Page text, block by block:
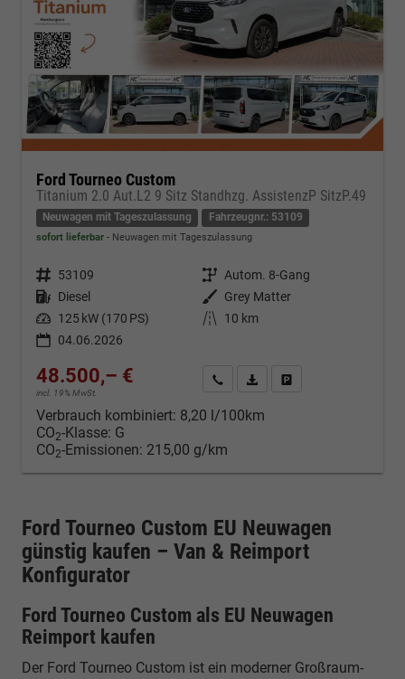
Ford Tourneo Custom
Titanium 2.0 Aut.L2 9 Sitz Standhzg. AssistenzP SitzP.49
Neuwagen mit Tageszulassung Fahrzeugnr.: 53109
sofort lieferbar Neuwagen mit Tageszulassung
Fahrzeugnr. 53109 Getriebe Autom. 8-Gang
Kraftstoff Diesel Außenfarbe
Grey Matter
Leistung 125 kW (170 PS) Kilometerstand
10 km
04.06.2026
48.500,– €
incl. 19% MwSt.
Kontakt & Angebot anfordern
PDF-Datei, Fahrzeugexposé
Verbrauch kombiniert: 8,20 l/100km
CO2-Klasse: G
CO2-Emissionen: 215,00 g/km
Ford Tourneo Custom EU Neuwagen
günstig kaufen – Van & Reimport
Konfigurator
Ford Tourneo Custom als EU Neuwagen
Reimport kaufen
Der Ford Tourneo Custom ist ein moderner Großraum-